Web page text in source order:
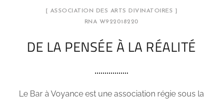
[ ASSOCIATION DES ARTS DIVINATOIRES ]
RNA W922018220
DE LA PENSÉE À LA RÉALITÉ
Le Bar à Voyance est une association régie sous la